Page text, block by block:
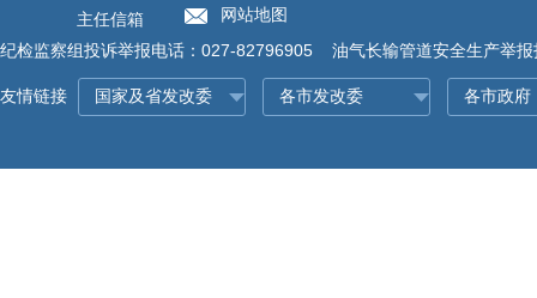
主任信箱
网站地图
纪检监察组投诉举报电话：027-82796905 油气长输管道安全生产举
友情链接